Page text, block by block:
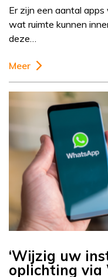
Er zijn een aantal
wat ruimte kunnen
deze…
Meer
‘Wijzig uw
oplichting via